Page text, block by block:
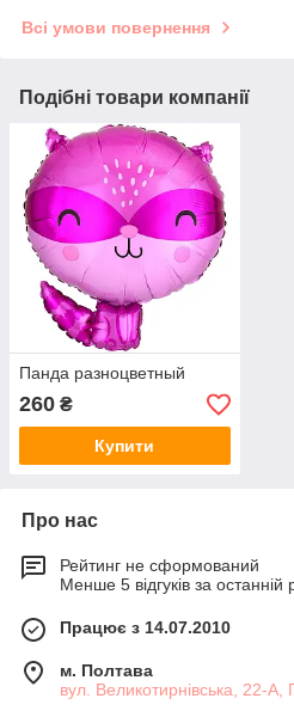
Всі умови повернення
Подібні товари компанії
Панда разноцветный
260 ₴
Купити
Про нас
Рейтинг не сформований
Менше 5 відгуків за останній
Працює з 14.07.2010
м. Полтава
вул. Великотирнівська, 22-А,